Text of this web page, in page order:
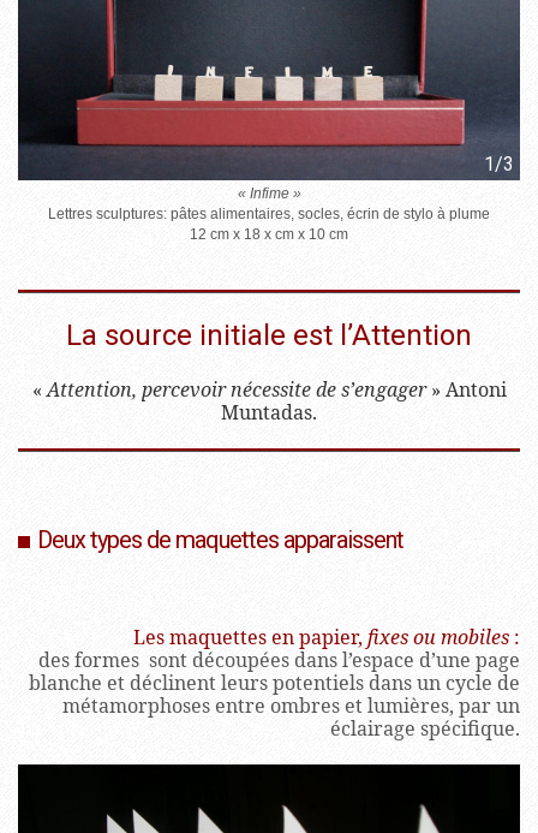
1/3
« Infime »
Lettres sculptures: pâtes alimentaires, socles, écrin de stylo à plume
12 cm x 18 x cm x 10 cm
La source initiale est l’Attention
«Attention, percevoir nécessite de s’engager» Antoni
Muntadas.
Deux types de maquettes apparaissent
Les maquettes en papier,fixes ou mobiles :
des formes sont découpées dans l’espace d’une page
blanche et déclinent leurs potentiels dans un cycle de
métamorphoses entre ombres et lumières, par un
éclairage spécifique.